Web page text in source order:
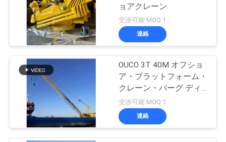
ョアクレーン
交渉可能 MOQ:1
連絡
OUCO 3T 40M オフショ
ア・プラットフォーム・
クレーン・バーグ ディ
ーゼルエンジン搭載
交渉可能 MOQ:1
連絡